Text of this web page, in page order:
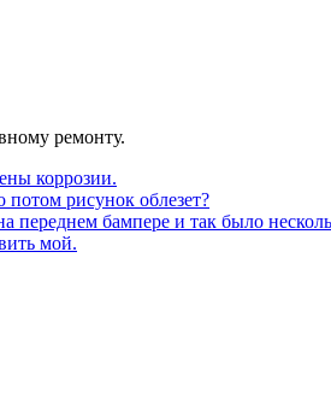
ремонту.
коррозии.
рисунок облезет?
бампере и так было
мой.